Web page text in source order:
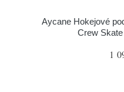
Aycane Hokejové
Crew
1